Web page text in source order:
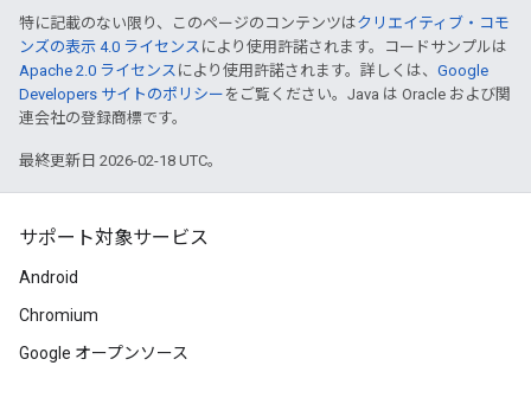
特に記載のない限り、このページのコンテンツはクリエイティブ・コモ
ンズの表示 4.0 ライセンス により使用許諾されます。コードサンプルは
Apache 2.0 ライセンス により使用許諾されます。詳しくは、 Google
Developers サイトのポリシー をご覧ください。Java は Oracle および関
連会社の登録商標です。
最終更新日 2026-02-18 UTC。
サポート対象サービス
Android
Chromium
Google オープンソース